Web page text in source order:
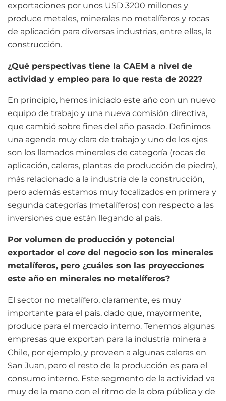
exportaciones por unos USD 3200 millones y
produce metales, minerales no metalíferos y rocas
de aplicación para diversas industrias, entre ellas, la
construcción.
¿Qué perspectivas tiene la CAEM a nivel de
actividad y empleo para lo que resta de 2022?
En principio, hemos iniciado este año con un nuevo
equipo de trabajo y una nueva comisión directiva,
que cambió sobre fines del año pasado. Definimos
una agenda muy clara de trabajo y uno de los ejes
son los llamados minerales de categoría (rocas de
aplicación, caleras, plantas de producción de piedra),
más relacionado a la industria de la construcción,
pero además estamos muy focalizados en primera y
segunda categorías (metalíferos) con respecto a las
inversiones que están llegando al país.
Por volumen de producción y potencial
exportador el core del negocio son los minerales
metalíferos, pero ¿cuáles son las proyecciones
este año en minerales no metalíferos?
El sector no metalífero, claramente, es muy
importante para el país, dado que, mayormente,
produce para el mercado interno. Tenemos algunas
empresas que exportan para la industria minera a
Chile, por ejemplo, y proveen a algunas caleras en
San Juan, pero el resto de la producción es para el
consumo interno. Este segmento de la actividad va
muy de la mano con el ritmo de la obra pública y de